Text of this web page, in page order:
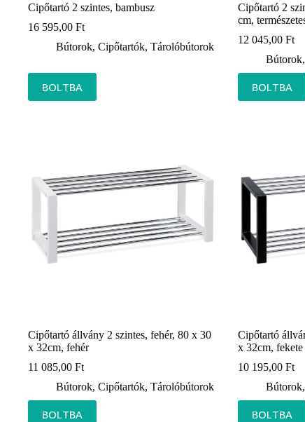
Cipőtartó 2 szintes, bambusz
16 595,00 Ft
Bútorok, Cipőtartók, Tárolóbútorok
BOLTBA
Cipőtartó 2
cm,
12 045,00 Ft
Bútorok,
BOLTBA
Cipőtartó állvány 2 szintes, fehér, 80 x 30
x 32cm, fehér
11 085,00 Ft
Bútorok, Cipőtartók, Tárolóbútorok
BOLTBA
Cipőtartó
x 32cm, fekete
10 195,00 Ft
Bútorok,
BOLTBA